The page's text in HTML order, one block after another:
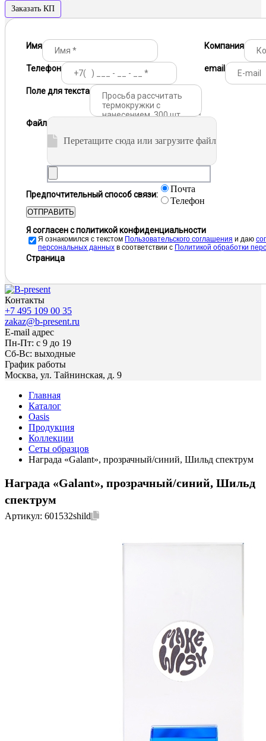
Заказать КП
Имя Компания
Телефон email
Поле для текста
Файл
Перетащите сюда или загрузите файл
Предпочтительный способ связи:
Почта
Телефон
ОТПРАВИТЬ
Я согласен с политикой конфиденциальности
Я ознакомился с текстом Пользовательского соглашения и даю
персональных данных в соответствии с Политикой обработки
Страница
Контакты
+7 495 109 00 35
zakaz@b-present.ru
E-mail адрес
Пн-Пт: с 9 до 19
Сб-Вс: выходные
График работы
Москва, ул. Тайнинская, д. 9
Главная
Каталог
Oasis
Продукция
Коллекции
Сеты образцов
Награда «Galant», прозрачный/синий, Шильд спектрум
Награда «Galant», прозрачный/синий, Шильд
спектрум
Артикул: 601532shild